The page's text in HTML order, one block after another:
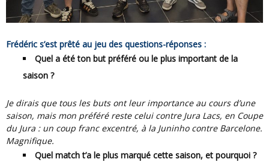
Frédéric s’est prêté au jeu des questions-réponses :
Quel a été ton but préféré ou le plus important de la
saison ?
Je dirais que tous les buts ont leur importance au cours d’une
saison, mais mon préféré reste celui contre Jura Lacs, en Coupe
du Jura : un coup franc excentré, à la Juninho contre Barcelone.
Magnifique.
Quel match t’a le plus marqué cette saison, et pourquoi ?